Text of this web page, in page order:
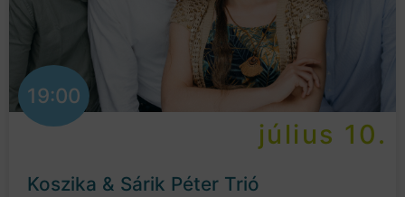
19:00
július 10.
Koszika & Sárik Péter Trió